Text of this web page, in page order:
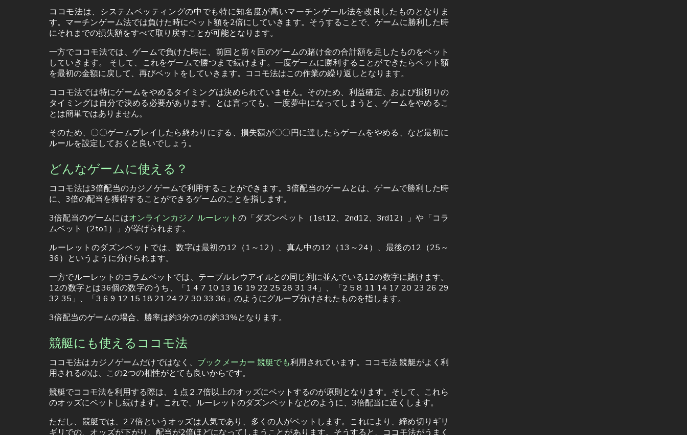
ココモ法は、システムベッティングの中でも特に知名度が高いマーチンゲール法を改良したものとなりま
す。マーチンゲーム法では負けた時にベット額を2倍にしていきます。そうすることで、ゲームに勝利した時
にそれまでの損失額をすべて取り戻すことが可能となります。
一方でココモ法では、ゲームで負けた時に、前回と前々回のゲームの賭け金の合計額を足したものをベット
していきます。 そして、これをゲームで勝つまで続けます。一度ゲームに勝利することができたらベット額
を最初の金額に戻して、再びベットをしていきます。ココモ法はこの作業の繰り返しとなります。
ココモ法では特にゲームをやめるタイミングは決められていません。そのため、利益確定、および損切りの
タイミングは自分で決める必要があります。とは言っても、一度夢中になってしまうと、ゲームをやめるこ
とは簡単ではありません。
そのため、〇〇ゲームプレイしたら終わりにする、損失額が〇〇円に達したらゲームをやめる、など最初に
ルールを設定しておくと良いでしょう。
どんなゲームに使える？
ココモ法は3倍配当のカジノゲームで利用することができます。3倍配当のゲームとは、ゲームで勝利した時
に、3倍の配当を獲得することができるゲームのことを指します。
3倍配当のゲームにはオンラインカジノ ルーレットの「ダズンベット（1st12、2nd12、3rd12）」や「コラ
ムベット（2to1）」が挙げられます。
ルーレットのダズンベットでは、数字は最初の12（1～12）、真ん中の12（13～24）、最後の12（25～
36）というように分けられます。
一方でルーレットのコラムベットでは、テーブルレウアイルとの同じ列に並んでいる12の数字に賭けます。
12の数字とは36個の数字のうち、「1 4 7 10 13 16 19 22 25 28 31 34」、「2 5 8 11 14 17 20 23 26 29
32 35」、「3 6 9 12 15 18 21 24 27 30 33 36」のようにグループ分けされたものを指します。
3倍配当のゲームの場合、勝率は約3分の1の約33%となります。
競艇にも使えるココモ法
ココモ法はカジノゲームだけではなく、 ブックメーカー 競艇でも利用されています。ココモ法 競艇がよく利
用されるのは、この2つの相性がとても良いからです。
競艇でココモ法を利用する際は、１点２.7倍以上のオッズにベットするのが原則となります。そして、これら
のオッズにベットし続けます。これで、ルーレットのダズンベットなどのように、3倍配当に近くします。
ただし、競艇では、2.7倍というオッズは人気であり、多くの人がベットします。これにより、締め切りギリ
ギリでの、オッズが下がり、配当が2倍ほどになってしまうことがあります。そうすると、ココモ法がうまく